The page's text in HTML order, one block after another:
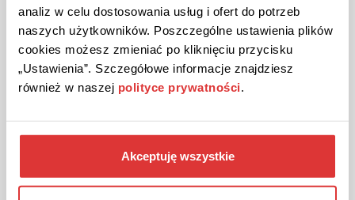
analiz w celu dostosowania usług i ofert do potrzeb
naszych użytkowników. Poszczególne ustawienia plików
cookies możesz zmieniać po kliknięciu przycisku
„Ustawienia”. Szczegółowe informacje znajdziesz
również w naszej polityce prywatności.
Akceptuję wszystkie
Aktualne promocje w sklepie Gleam!
Wybrane produkty w promocyjnych cenach.